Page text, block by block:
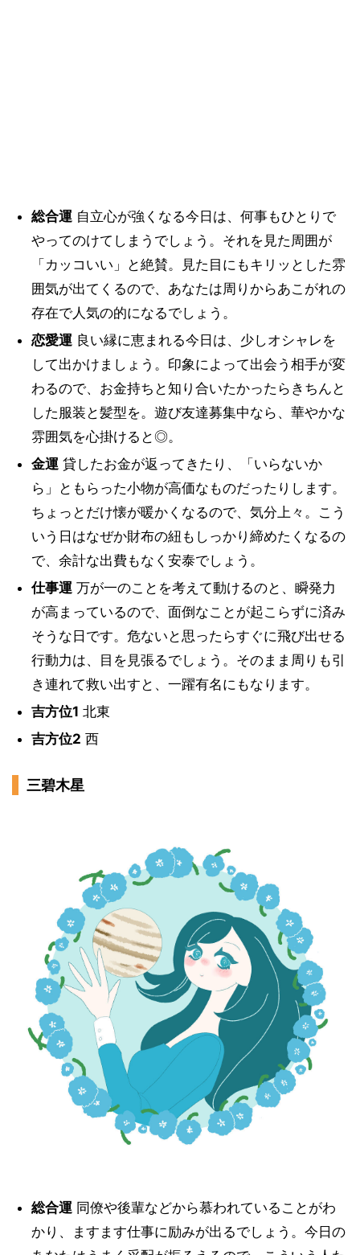
総合運自立心が強くなる今日は、何事もひとりで
やってのけてしまうでしょう。それを見た周囲が
「カッコいい」と絶賛。見た目にもキリッとした雰
囲気が出てくるので、あなたは周りからあこがれの
存在で人気の的になるでしょう。
恋愛運良い縁に恵まれる今日は、少しオシャレを
して出かけましょう。印象によって出会う相手が変
わるので、お金持ちと知り合いたかったらきちんと
した服装と髪型を。遊び友達募集中なら、華やかな
雰囲気を心掛けると◎。
金運貸したお金が返ってきたり、「いらないか
ら」ともらった小物が高価なものだったりします。
ちょっとだけ懐が暖かくなるので、気分上々。こう
いう日はなぜか財布の紐もしっかり締めたくなるの
で、余計な出費もなく安泰でしょう。
仕事運万が一のことを考えて動けるのと、瞬発力
が高まっているので、面倒なことが起こらずに済み
そうな日です。危ないと思ったらすぐに飛び出せる
行動力は、目を見張るでしょう。そのまま周りも引
き連れて救い出すと、一躍有名にもなります。
吉方位1 北東
吉方位2 西
三碧木星
総合運同僚や後輩などから慕われていることがわ
かり、ますます仕事に励みが出るでしょう。今日の